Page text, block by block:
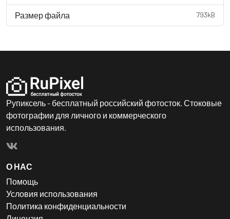
Размер файла 793kB
Рупиксель - бесплатный российский фотосток. Стоковые
фотографии для личного и коммерческого
использования.
О НАС
Помощь
Условия использования
Политика конфиденциальности